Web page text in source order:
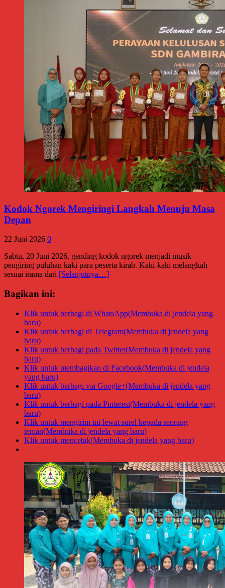
Kodok Ngorek Mengiringi Langkah Menuju Masa
Depan
22 Juni 2026 0
Sabtu, 20 Juni 2026, gending kodok ngorek menjadi musik
pengiring puluhan kaki para peserta kirab. Kaki-kaki melangkah
sesuai irama dari [Selanjutnya…]
Bagikan ini:
Klik untuk berbagi di WhatsApp(Membuka di jendela yang
baru)
Klik untuk berbagi di Telegram(Membuka di jendela yang
baru)
Klik untuk berbagi pada Twitter(Membuka di jendela yang
baru)
Klik untuk membagikan di Facebook(Membuka di jendela
yang baru)
Klik untuk berbagi via Google+(Membuka di jendela yang
baru)
Klik untuk berbagi pada Pinterest(Membuka di jendela yang
baru)
Klik untuk mengirim ini lewat surel kepada seorang
teman(Membuka di jendela yang baru)
Klik untuk mencetak(Membuka di jendela yang baru)